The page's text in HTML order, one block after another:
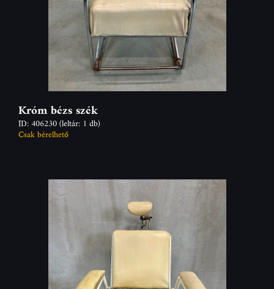
Króm bézs szék
ID: 406230(leltár: 1 db)
Csak bérelhető